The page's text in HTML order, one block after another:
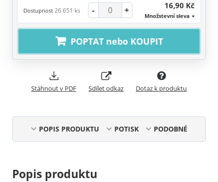
Dostupnost 26 651 ks - + 16,90 Kč
Množstevní sleva
POPTAT nebo KOUPIT
Stáhnout v PDF Sdílet odkaz Dotaz k produktu
POPIS PRODUKTU POTISK PODOBNÉ
Popis produktu